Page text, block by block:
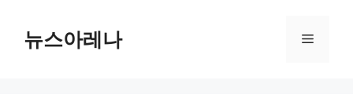
content뉴스아레나 Menu